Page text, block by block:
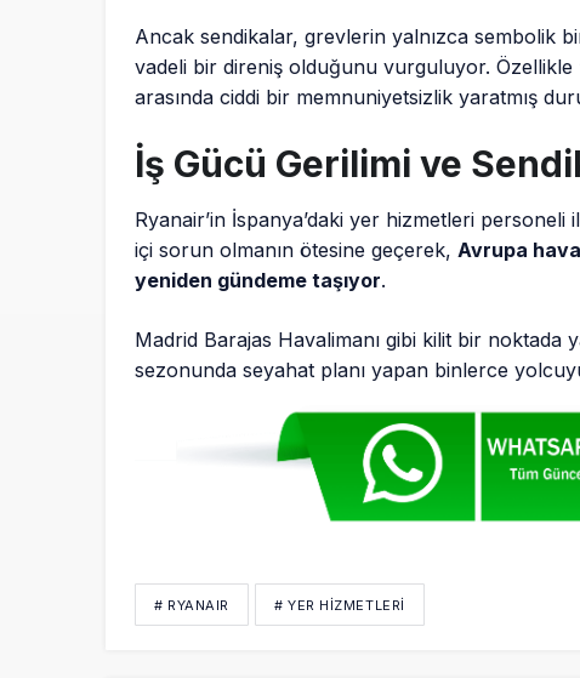
Ancak sendikalar, grevlerin yalnızca sembolik
vadeli bir direniş olduğunu vurguluyor. Özellikle
arasında ciddi bir memnuniyetsizlik yaratmış
İş Gücü Gerilimi ve
Ryanair’in İspanya’daki yer hizmetleri personeli
içi sorun olmanın ötesine geçerek, Avrupa
yeniden gündeme taşıyor.
Madrid Barajas Havalimanı gibi kilit bir noktada
sezonunda seyahat planı yapan binlerce
# RYANAIR # YER HIZMETLERI